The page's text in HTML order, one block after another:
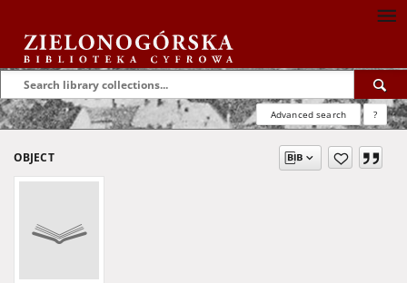
Advanced search ?
OBJECT